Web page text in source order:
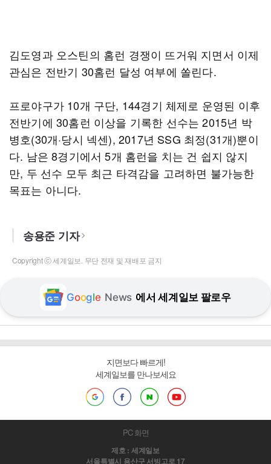
김도영과 오스틴의 홈런 경쟁이 뜨거워 지면서 이제
관심은 전반기 30홈런 달성 여부에 쏠린다.
프로야구가 10개 구단, 144경기 체제로 운영된 이후
전반기에 30홈런 이상을 기록한 선수는 2015년 박
병호(30개·당시 넥센), 2017년 SSG 최정(31개)뿐이
다. 남은 8경기에서 5개 홈런을 치는 건 쉽지 않지
만, 두 선수 모두 최근 타격감을 고려하면 불가능한
목표는 아니다.
송용준 기자
Copyright ⓒ 세계일보. 무단 전재 및 재배포 금지
Google News 에서 세계일보 팔로우
지면보다 빠르게!
세계일보를 만나보세요
PC 화면
제호 : 세계일보
서울특별시 용산구 서빙고로 17